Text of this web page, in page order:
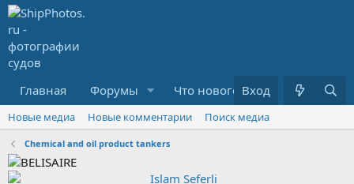
Главная Форумы Что нового? Медиа
Вход
Новые медиа Новые комментарии Поиск медиа
Chemical and oil product tankers